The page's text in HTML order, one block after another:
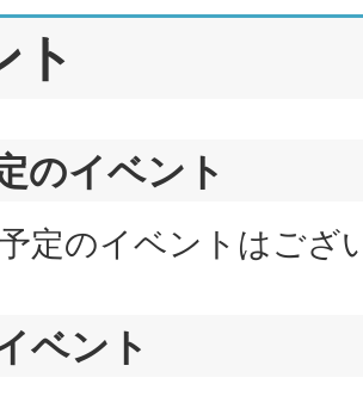
ト
のイベント
定のイベントはござ
ベント